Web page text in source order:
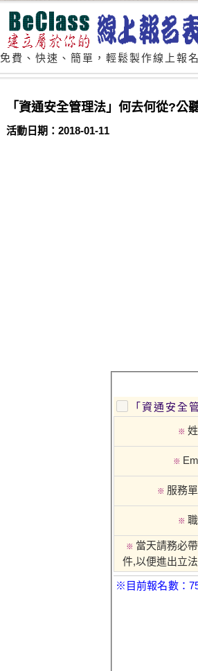
免費、快速、簡單，輕鬆製作線上報
「資通安全管理法」何去何從?公
活動日期：2018-01-11
「資通安全
※
※
※ 服務
※
※ 當天請務必
件,以便進出立
※目前報名數：